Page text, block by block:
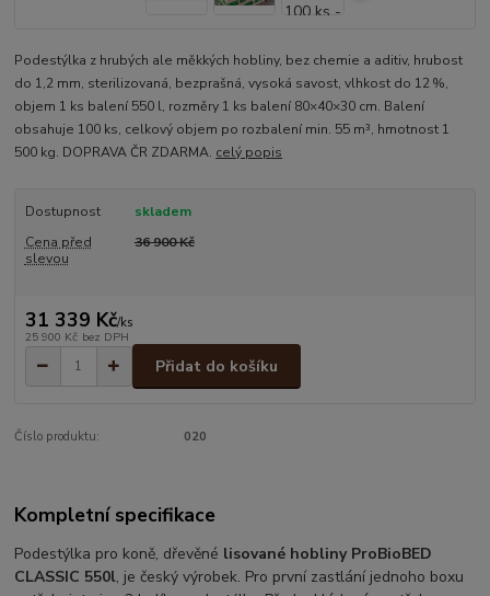
Podestýlka z hrubých ale měkkých hobliny, bez chemie a aditiv, hrubost
do 1,2 mm, sterilizovaná, bezprašná, vysoká savost, vlhkost do 12 %,
objem 1 ks balení 550 l, rozměry 1 ks balení 80×40×30 cm. Balení
obsahuje 100 ks, celkový objem po rozbalení min. 55 m³, hmotnost 1
500 kg. DOPRAVA ČR ZDARMA. celý popis
Dostupnost
skladem
Cena před
slevou
36 900 Kč
31 339 Kč/ks
25 900 Kč bez DPH
Přidat do košíku
Číslo produktu: 020
Kompletní specifikace
Podestýlka pro koně, dřevěné lisované hobliny ProBioBED
CLASSIC 550l, je český výrobek. Pro první zastlání jednoho boxu